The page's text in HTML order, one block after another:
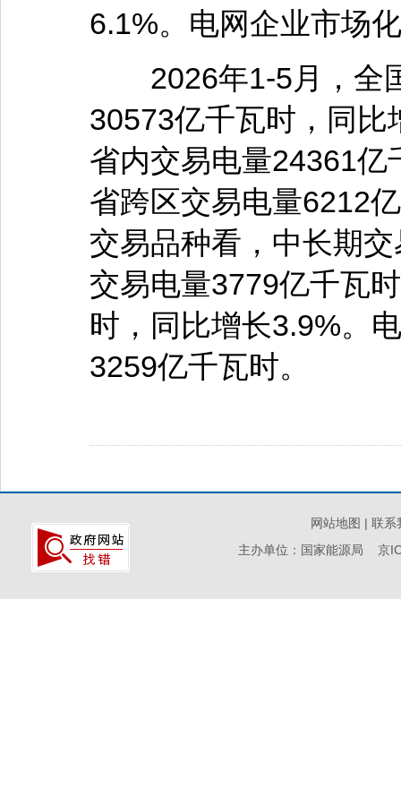
6.1%。电网企业市场
2026年1-5月，全
30573亿千瓦时，同
省内交易电量24361
省跨区交易电量6212
交易品种看，中长期
交易电量3779亿千瓦
时，同比增长3.9%。
3259亿千瓦时。